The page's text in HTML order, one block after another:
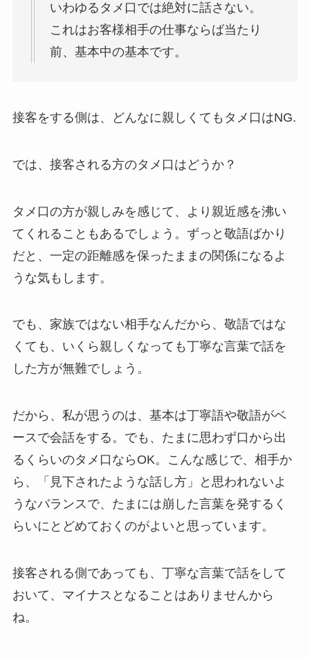
いわゆるタメ口では絶対に話さない。
これはお客様相手の仕事ならば当たり
前、基本中の基本です。
接客をする側は、どんなに親しくてもタメ口はNG.
では、接客される方のタメ口はどうか？
タメ口の方が親しみを感じて、より親近感を沸い
てくれることもあるでしょう。ずっと敬語ばかり
だと、一定の距離感を保ったままの関係になるよ
うな気もします。
でも、家族ではない相手なんだから、敬語ではな
くても、いくら親しくなっても丁寧な言葉で話を
した方が無難でしょう。
だから、私が思うのは、基本は丁寧語や敬語がベ
ースで会話をする。でも、たまに思わず口から出
るくらいのタメ口ならOK。こんな感じで、相手か
ら、「見下されたような話し方」と思われないよ
うなバランスで、たまには崩した言葉を発するく
らいにとどめておくのがよいと思っています。
接客される側であっても、丁寧な言葉で話をして
おいて、マイナスとなることはありませんから
ね。